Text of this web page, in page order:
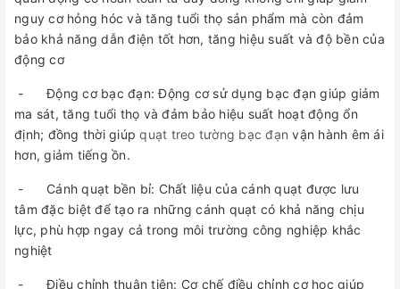
nguy cơ hỏng hóc và tăng tuổi thọ sản phẩm mà còn đảm
bảo khả năng dẫn điện tốt hơn, tăng hiệu suất và độ bền của
động cơ
- Động cơ bạc đạn: Động cơ sử dụng bạc đạn giúp giảm
ma sát, tăng tuổi thọ và đảm bảo hiệu suất hoạt động ổn
định; đồng thời giúpquạt treo tường bạc đạn vận hành êm ái
hơn, giảm tiếng ồn.
- Cánh quạt bền bỉ: Chất liệu của cánh quạt được lưu
tâm đặc biệt để tạo ra những cánh quạt có khả năng chịu
lực, phù hợp ngay cả trong môi trường công nghiệp khắc
nghiệt
- Điều chỉnh thuận tiện: Cơ chế điều chỉnh cơ học giúp